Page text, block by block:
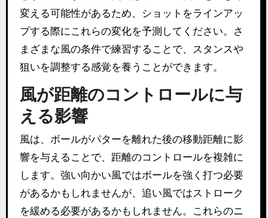
変える可能性があるため、ショットをラインアッ
プする際にこれらの変化を予測してください。さ
まざまな風の条件で練習することで、スタンスや
狙いを調整する感覚を養うことができます。
風が距離のコントロールに与
える影響
風は、ボールがパターを離れた後の移動距離に影
響を与えることで、距離のコントロールを複雑に
します。強い向かい風ではボールを強く打つ必要
があるかもしれませんが、追い風ではストローク
を緩める必要があるかもしれません。これらのニ